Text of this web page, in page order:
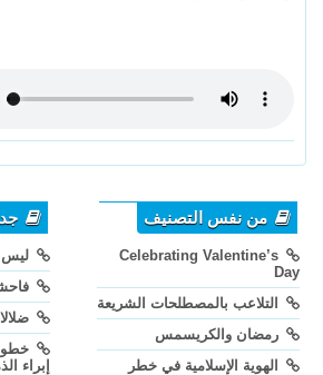
من نفس التصنيف
Celebrating Valentine’s
Day
التلاعب بالمصطلحات الشريعة
رمضان والكريسمس
الهوية الإسلامية في خطر
ليس
إبراء